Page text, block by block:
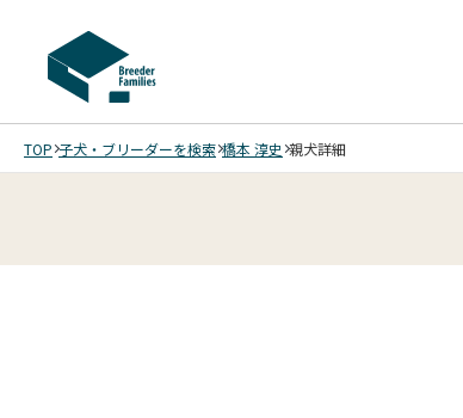
TOP 子犬・ブリーダーを検索 橋本 淳史 親犬詳細